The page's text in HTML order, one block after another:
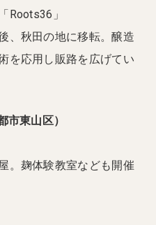
Roots36」
、秋田の地に移転。醸造
を応用し販路を広げてい
市東山区）
。麹体験教室なども開催